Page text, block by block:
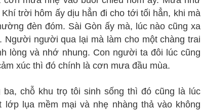
trời hôm ấy dịu hẳn đi cho tới tối hẳn, khi mà
đèn đóm. Sài Gòn ấy mà, lúc nào cũng xa
Người người qua lại mà làm cho một chàng trai
lòng và nhớ nhung. Con người ta đôi lúc cũng
xúc thì đó chính là cơn mưa đầu mùa.
chỗ khu trọ tôi sinh sống thì đó cũng là lúc
lớp lụa mềm mại và nhẹ nhàng thả vào không